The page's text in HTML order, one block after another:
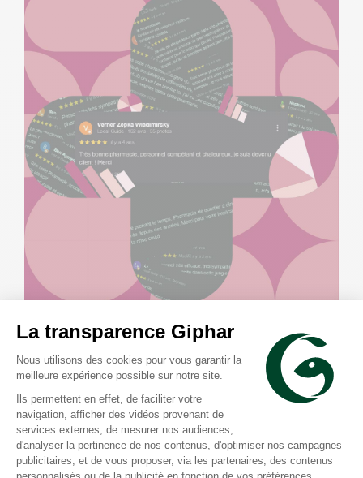
Outils de gestion des avis et de la
présence en ligne pour le référencement